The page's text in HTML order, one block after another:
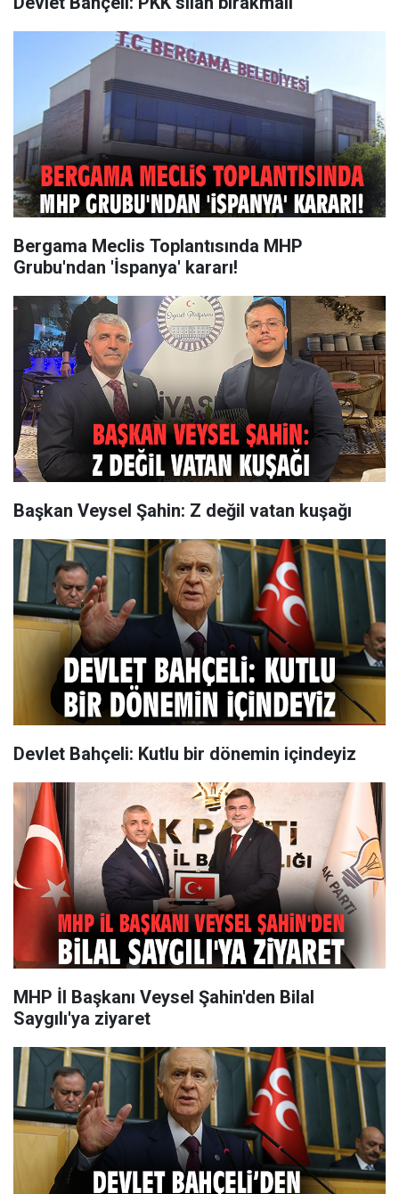
Bergama Meclis Toplantısında MHP
Grubu'ndan 'İspanya' kararı!
Başkan Veysel Şahin: Z değil vatan kuşağı
Devlet Bahçeli: Kutlu bir dönemin içindeyiz
MHP İl Başkanı Veysel Şahin'den Bilal
Saygılı'ya ziyaret